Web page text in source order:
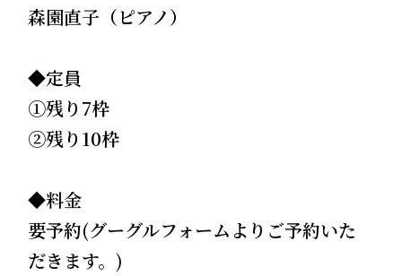
森園直子（ピアノ）
◆定員
➀残り7枠
②残り10枠
◆料金
要予約(グーグルフォームよりご予約いた
だきます。)